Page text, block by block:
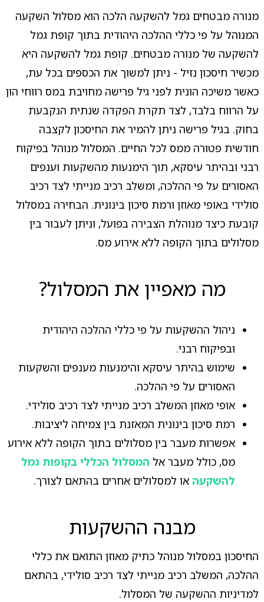
מנורה מבטחים גמל להשקעה הלכה הוא מסלול השקעה
המנוהל על פי כללי ההלכה היהודית בתוך קופת גמל
להשקעה של מנורה מבטחים. קופת גמל להשקעה היא
מכשיר חיסכון נזיל - ניתן למשוך את הכספים בכל עת,
כאשר משיכה הונית לפני גיל פרישה מחויבת במס רווחי הון
על הרווח בלבד, לצד תקרת הפקדה שנתית הנקבעת
בחוק. בגיל פרישה ניתן להמיר את החיסכון לקצבה
חודשית פטורה ממס לכל החיים. המסלול מנוהל בפיקוח
רבני ובהיתר עיסקא, תוך הימנעות מהשקעות וענפים
האסורים על פי ההלכה, ומשלב רכיב מנייתי לצד רכיב
סולידי באופי מאוזן ורמת סיכון בינונית. הבחירה במסלול
קובעת כיצד מנוהלת הצבירה בפועל, וניתן לעבור בין
מסלולים בתוך הקופה ללא אירוע מס.
מה מאפיין את המסלול?
ניהול ההשקעות על פי כללי ההלכה היהודית
ובפיקוח רבני.
שימוש בהיתר עיסקא והימנעות מענפים והשקעות
האסורים על פי ההלכה.
אופי מאוזן המשלב רכיב מנייתי לצד רכיב סולידי.
רמת סיכון בינונית המאזנת בין צמיחה ליציבות.
אפשרות מעבר בין מסלולים בתוך הקופה ללא אירוע
מס, כולל מעבר אל המסלול הכללי בקופות גמל
להשקעהאו למסלולים אחרים בהתאם לצורך.
מבנה ההשקעות
החיסכון במסלול מנוהל כתיק מאוזן התואם את כללי
ההלכה, המשלב רכיב מנייתי לצד רכיב סולידי, בהתאם
למדיניות ההשקעה של המסלול.